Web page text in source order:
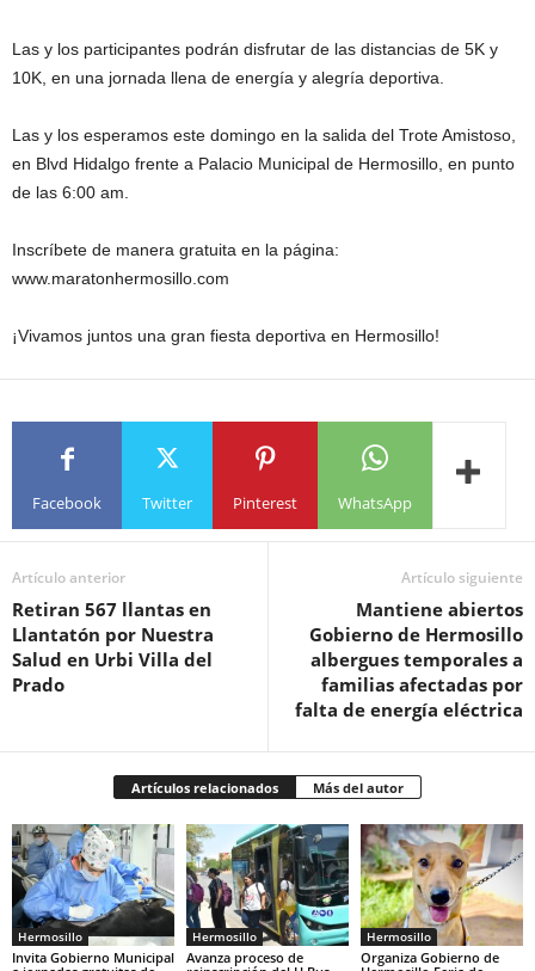
Las y los participantes podrán disfrutar de las distancias de 5K y
10K, en una jornada llena de energía y alegría deportiva.
Las y los esperamos este domingo en la salida del Trote Amistoso,
en Blvd Hidalgo frente a Palacio Municipal de Hermosillo, en punto
de las 6:00 am.
Inscríbete de manera gratuita en la página:
www.maratonhermosillo.com
¡Vivamos juntos una gran fiesta deportiva en Hermosillo!
Facebook Twitter Pinterest WhatsApp
Artículo anterior
Retiran 567 llantas en
Llantatón por Nuestra
Salud en Urbi Villa del
Prado
Artículo siguiente
Mantiene abiertos
Gobierno de Hermosillo
albergues temporales a
familias afectadas por
falta de energía eléctrica
Artículos relacionados Más del autor
Hermosillo
Invita Gobierno Municipal
Hermosillo
Avanza proceso de
Hermosillo
Organiza Gobierno de